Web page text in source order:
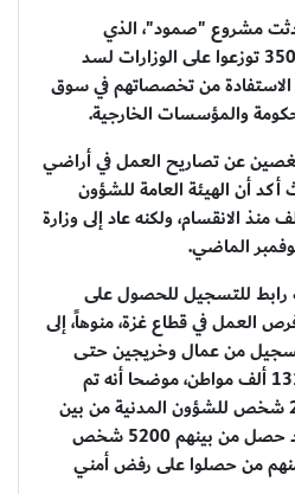
مشروع "صمود"، الذي
يستهدف 600 خريج، منهم 350 توزعوا على الوزارات لسد
تم الاستفادة من تخصصاتهم في سوق
والمؤسسات الخارجية.
عن تصاريح العمل في أراضي
حيث أكد أن الهيئة العامة للشؤون
منذ الانقسام، ولكنه عاد إلى وزارة
الماضي.
رابط للتسجيل للحصول على
العمل في قطاع غزة، منوهاً، إلى
من عمال وخريجين حتى
شهر يوليو الماضي، بلغى 131 ألف مواطن، موضحا أنه تم
ترشيح حتى اللحظة 22200 شخص للشؤون المدنية من بين
العدد الكلي للمسجلين، فقد حصل من بينهم 5200 شخص
من حصلوا على رفض أمني